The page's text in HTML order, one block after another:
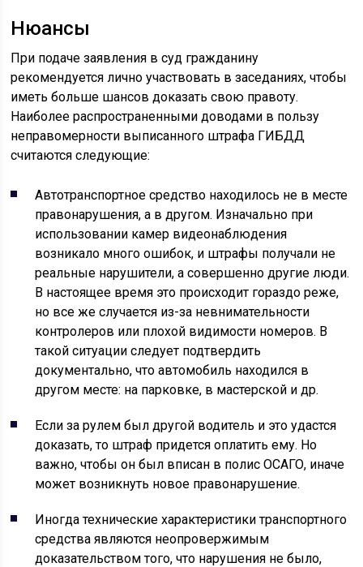
Нюансы
При подаче заявления в суд гражданину
рекомендуется лично участвовать в заседаниях, чтобы
иметь больше шансов доказать свою правоту.
Наиболее распространенными доводами в пользу
неправомерности выписанного штрафа ГИБДД
считаются следующие:
Автотранспортное средство находилось не в месте
правонарушения, а в другом. Изначально при
использовании камер видеонаблюдения
возникало много ошибок, и штрафы получали не
реальные нарушители, а совершенно другие люди.
В настоящее время это происходит гораздо реже,
но все же случается из-за невнимательности
контролеров или плохой видимости номеров. В
такой ситуации следует подтвердить
документально, что автомобиль находился в
другом месте: на парковке, в мастерской и др.
Если за рулем был другой водитель и это удастся
доказать, то штраф придется оплатить ему. Но
важно, чтобы он был вписан в полис ОСАГО, иначе
может возникнуть новое правонарушение.
Иногда технические характеристики транспортного
средства являются неопровержимым
доказательством того, что нарушения не было,